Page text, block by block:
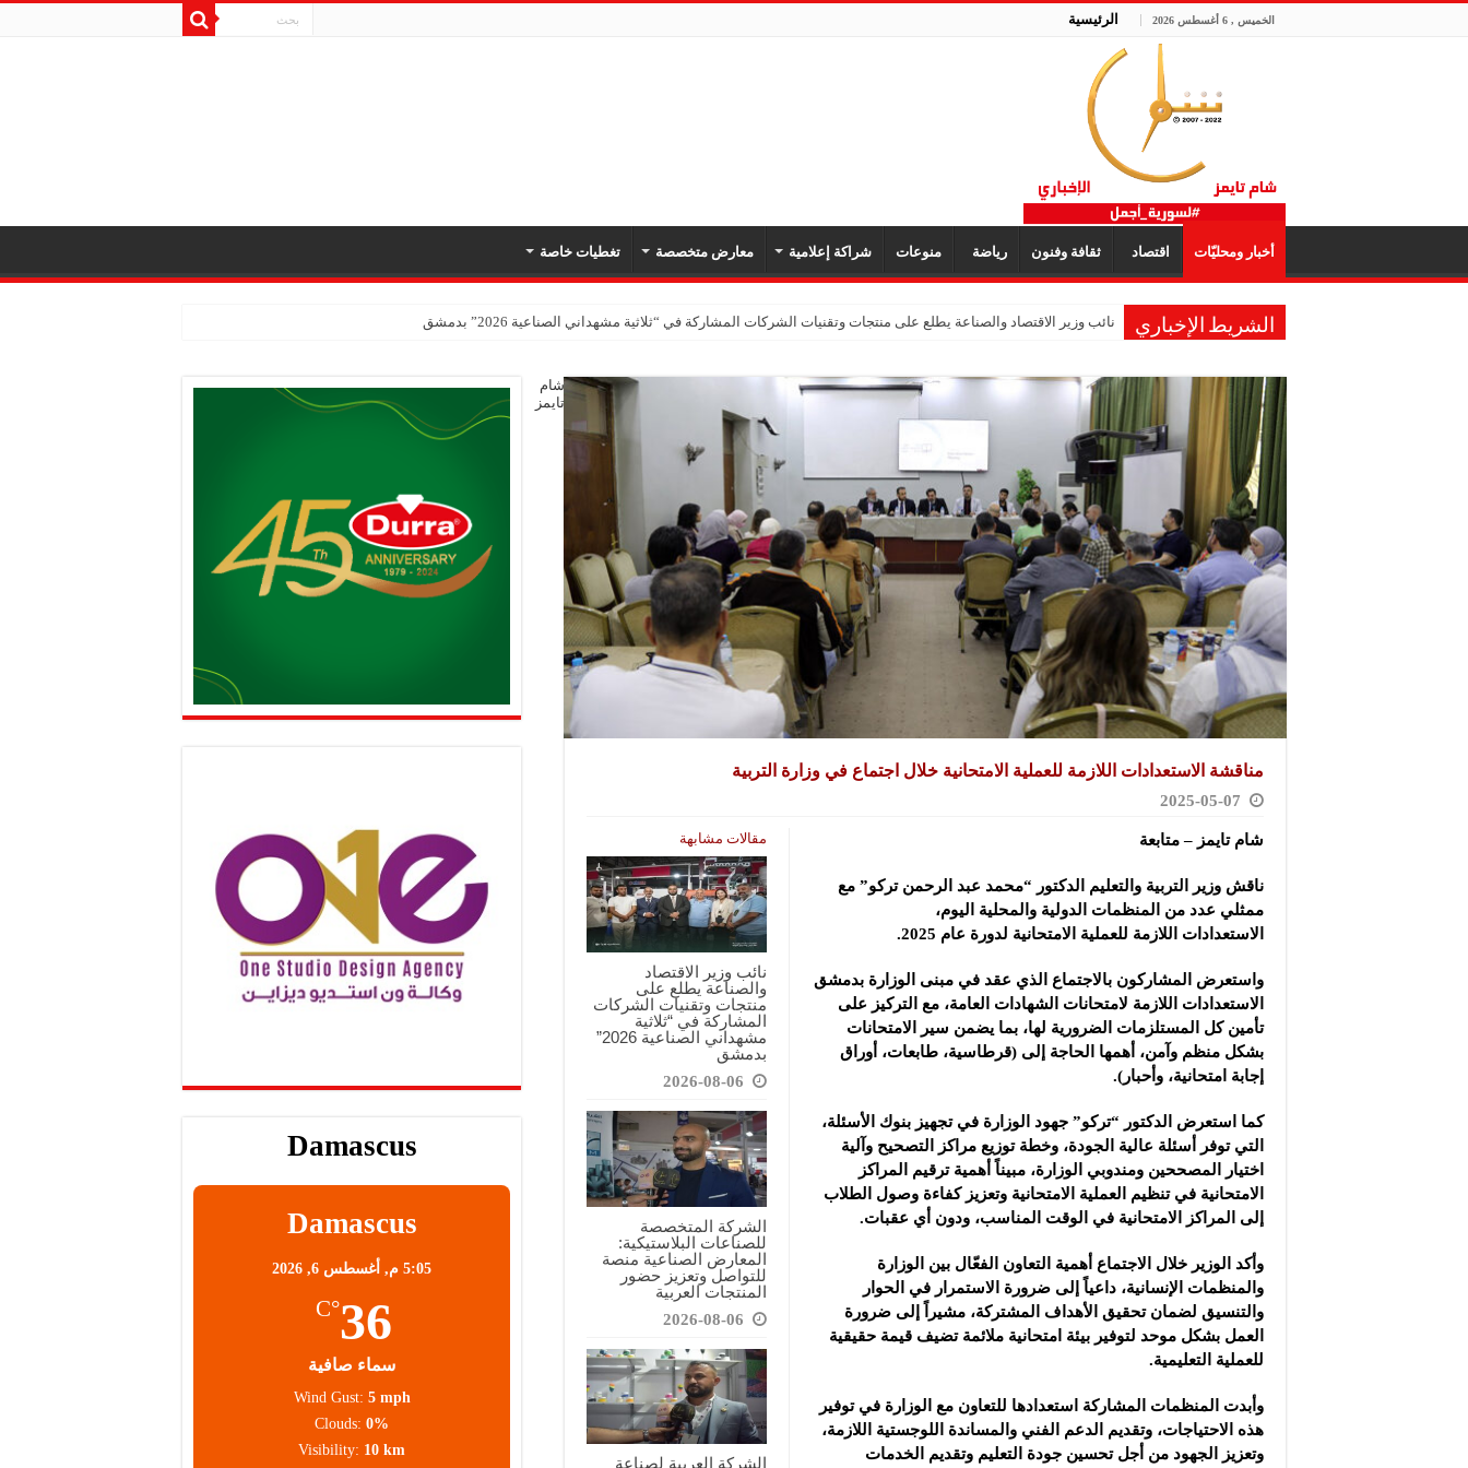
الخميس , 6 أغسطس 2026 الرئيسية
أخبار ومحليّات اقتصاد ثقافة وفنون رياضة منوعات شراكة إعلامية معارض متخصصة تغطيات خاصة
الشريط الإخباري نائب وزير الاقتصاد والصناعة يطلع على منتجات وتقنيات الشركات المشاركة في “ثلاثية مشهداني الصناعية 2026” بدمشق
مناقشة الاستعدادات اللازمة للعملية الامتحانية خلال اجتماع في وزارة ‏التربية
2025-05-07
مقالات مشابهة
نائب وزير الاقتصاد
والصناعة يطلع على
منتجات وتقنيات الشركات
المشاركة في “ثلاثية
مشهداني الصناعية 2026”
بدمشق
2026-08-06
الشركة المتخصصة
للصناعات البلاستيكية:
المعارض الصناعية منصة
للتواصل وتعزيز حضور
المنتجات العربية
2026-08-06
الشركة العربية لصناعة
شام تايمز – متابعة
ناقش وزير التربية والتعليم الدكتور “محمد عبد الرحمن تركو” مع
ممثلي عدد من ‏المنظمات الدولية والمحلية اليوم،
الاستعدادات اللازمة للعملية الامتحانية ‏لدورة عام 2025‏.
واستعرض المشاركون بالاجتماع الذي عقد في مبنى الوزارة بدمشق
‏الاستعدادات اللازمة لامتحانات الشهادات العامة، مع التركيز على
تأمين كل ‏المستلزمات الضرورية لها، بما يضمن سير الامتحانات
بشكل منظم وآمن، ‏أهمها الحاجة إلى (قرطاسية، طابعات، أوراق
إجابة امتحانية، وأحبار).‏
كما استعرض الدكتور “تركو” جهود الوزارة في تجهيز بنوك الأسئلة،
التي ‏توفر أسئلة عالية الجودة، وخطة توزيع مراكز التصحيح وآلية
اختيار ‏المصححين ومندوبي الوزارة، مبيناً أهمية ترقيم المراكز
الامتحانية في ‏تنظيم العملية الامتحانية وتعزيز كفاءة وصول الطلاب
إلى المراكز ‏الامتحانية في الوقت المناسب، ودون أي عقبات.‏
وأكد الوزير خلال الاجتماع أهمية التعاون الفعّال بين الوزارة
والمنظمات ‏الإنسانية، داعياً إلى ضرورة الاستمرار في الحوار
والتنسيق لضمان تحقيق ‏الأهداف المشتركة، مشيراً إلى ضرورة
العمل بشكل موحد لتوفير بيئة امتحانية ‏ملائمة تضيف قيمة حقيقية
للعملية التعليمية.‏
وأبدت المنظمات المشاركة استعدادها للتعاون مع الوزارة في توفير
هذه ‏الاحتياجات، وتقديم الدعم الفني والمساندة اللوجستية اللازمة،
وتعزيز الجهود ‏من أجل تحسين جودة التعليم وتقديم الخدمات
Damascus
Damascus
5:05 م, أغسطس 6, 2026
36
°C
سماء صافية
Wind Gust: 5 mph
Clouds: 0%
Visibility: 10 km
شام
تايمز